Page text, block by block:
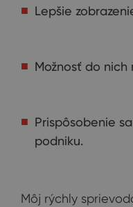
Lepšie
Možnosť do nich
Prispôsobenie
podniku.
Môj rýchly